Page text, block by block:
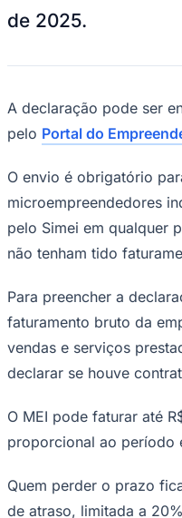
Goiás
Para preencher a
o faturamento bruto da
Marcello Casal Jr/
Termina no dia 31
entrega da
do
DASN-Simei,
de 2025.
A declaração pode ser